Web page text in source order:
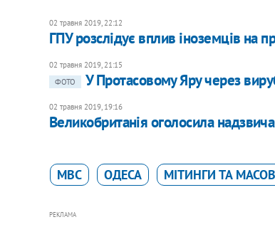
02 травня 2019, 22:12
ГПУ розслідує вплив іноземців на
02 травня 2019, 21:15
ФОТО
У Протасовому Яру через
02 травня 2019, 19:16
Великобританія оголосила
МВС ОДЕСА МІТИНГИ ТА
РЕКЛАМА